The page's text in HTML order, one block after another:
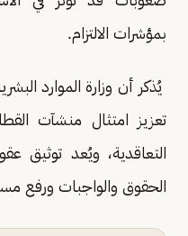
بمؤشرات الالتزام.
يُذكر أن وزارة الموارد
تعزيز امتثال منشآت
التعاقدية، ويُعد توثيق
الحقوق والواجبات ورفع